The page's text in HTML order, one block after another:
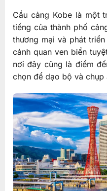
Cầu cảng Kobe là một
tiếng của thành phố
thương mại và phát
cảnh quan ven biển
nơi đây cũng là điểm
chọn để dạo bộ và chụp